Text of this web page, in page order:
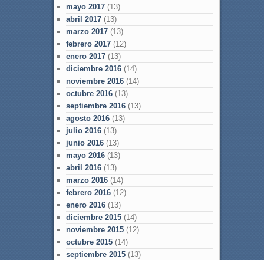
mayo 2017(13)
abril 2017(13)
marzo 2017(13)
febrero 2017(12)
enero 2017(13)
diciembre 2016(14)
noviembre 2016(14)
octubre 2016(13)
septiembre 2016(13)
agosto 2016(13)
julio 2016(13)
junio 2016(13)
mayo 2016(13)
abril 2016(13)
marzo 2016(14)
febrero 2016(12)
enero 2016(13)
diciembre 2015(14)
noviembre 2015(12)
octubre 2015(14)
septiembre 2015(13)